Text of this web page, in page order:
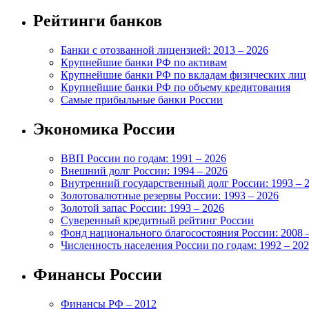
Рейтинги банков
Банки с отозванной лицензией: 2013 – 2026
Крупнейшие банки РФ по активам
Крупнейшие банки РФ по вкладам физических лиц
Крупнейшие банки РФ по объему кредитования
Самые прибыльные банки России
Экономика России
ВВП России по годам: 1991 – 2026
Внешний долг России: 1994 – 2026
Внутренний государственный долг России: 1993 –
Золотовалютные резервы России: 1993 – 2026
Золотой запас России: 1993 – 2026
Суверенный кредитный рейтинг России
Фонд национального благосостояния России: 2008
Численность населения России по годам: 1992 –
Финансы России
Финансы РФ – 2012